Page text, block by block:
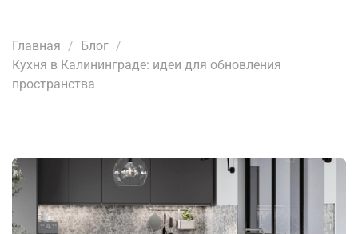
Главная
Блог
Кухня в Калининграде: идеи для обновления
пространства